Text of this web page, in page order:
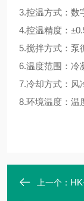
3.控温方式：数
4.控温精度：
5.搅拌方式：泵
6.温度范围：冷
7.冷却方式：风
8.环境温度：
上一个：